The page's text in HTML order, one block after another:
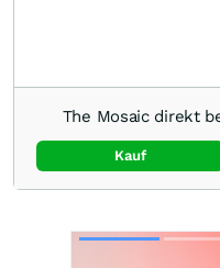
The Mosaic direkt
Kauf